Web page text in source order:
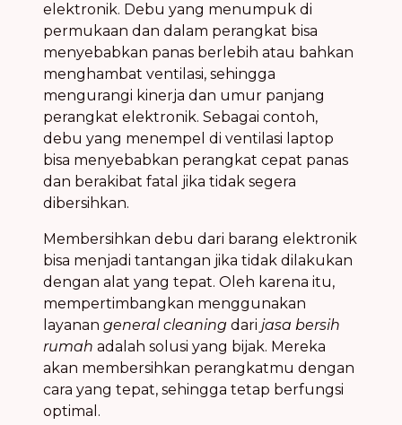
elektronik. Debu yang menumpuk di
permukaan dan dalam perangkat bisa
menyebabkan panas berlebih atau bahkan
menghambat ventilasi, sehingga
mengurangi kinerja dan umur panjang
perangkat elektronik. Sebagai contoh,
debu yang menempel di ventilasi laptop
bisa menyebabkan perangkat cepat panas
dan berakibat fatal jika tidak segera
dibersihkan.
Membersihkan debu dari barang elektronik
bisa menjadi tantangan jika tidak dilakukan
dengan alat yang tepat. Oleh karena itu,
mempertimbangkan menggunakan
layanan general cleaning dari jasa bersih
rumah adalah solusi yang bijak. Mereka
akan membersihkan perangkatmu dengan
cara yang tepat, sehingga tetap berfungsi
optimal.